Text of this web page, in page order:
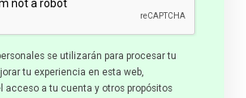
se utilizarán para procesar tu
tu experiencia en esta web,
acceso a tu cuenta y otros propósitos